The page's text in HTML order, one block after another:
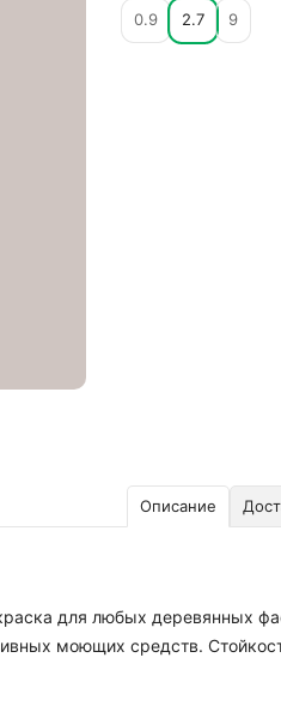
0.9
2.7 9
Описание
для любых деревянных
моющих средств.